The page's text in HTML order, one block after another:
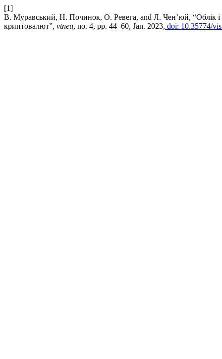
[1]
В. Муравський, Н. Починок, О. Ревега, and Л. Чен’юй, “Облік і
криптовалют”, vtneu, no. 4, pp. 44–60, Jan. 2023, doi: 10.35774/